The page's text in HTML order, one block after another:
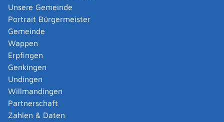
Unsere Gemeinde
Portrait Bürgermeister
Gemeinde
Wappen
Erpfingen
Genkingen
Undingen
Willmandingen
Partnerschaft
Zahlen & Daten
Verfahrensablauf
Der genaue Verfahrensablauf ist abhängig von Ihrer
Dienstleistung und den dafür vorgeschriebenen
Formalitäten. Informieren Sie sich bei Ihrem
Einheitlichen Ansprechpartner oder nutzen Sie das
elektronische Antragsverfahren.
Fristen
Keine